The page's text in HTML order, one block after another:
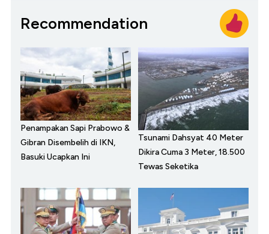
Recommendation
Penampakan Sapi Prabowo &
Gibran Disembelih di IKN,
Basuki Ucapkan Ini
Tsunami Dahsyat 40 Meter
Dikira Cuma 3 Meter, 18.500
Tewas Seketika